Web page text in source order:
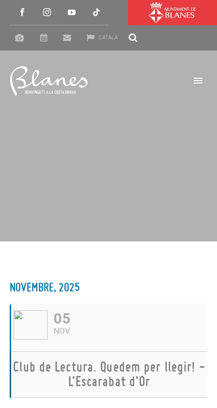
CATALÀ
NOVEMBRE, 2025
05
NOV
Club de Lectura. Quedem per llegir! -
L’Escarabat d’Or